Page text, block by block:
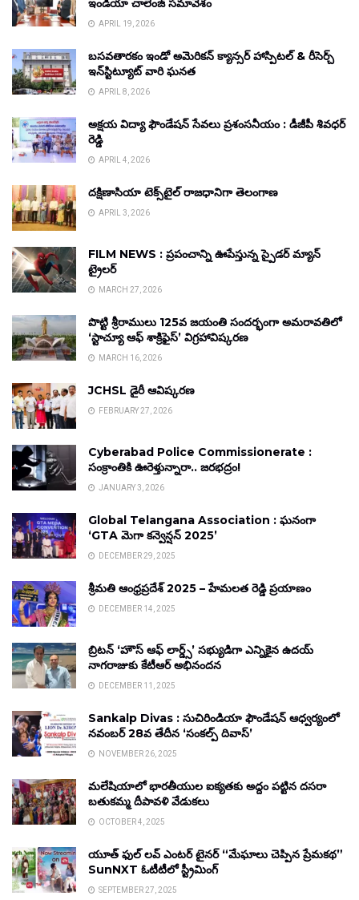
ఇండియా చాలెంజ్ సమావేశం
APRIL 19, 2026
బసవతారకం ఇండో అమెరికన్ క్యాన్సర్ హాస్పిటల్ & రీసెర్చ్
ఇన్‌స్టిట్యూట్ వారి ఘనత
APRIL 8, 2026
అక్షయ విద్యా ఫౌండేషన్ సేవలు ప్రశంసనీయం : డీజీపీ శివధర్
రెడ్డి
APRIL 4, 2026
దక్షిణాసియా టెక్స్‌టైల్ రాజధానిగా తెలంగాణ
APRIL 3, 2026
FILM NEWS : ప్రపంచాన్ని ఊపేస్తున్న స్పైడర్ మ్యాన్
ట్రైలర్
MARCH 27, 2026
పొట్టి శ్రీరాములు 125వ జయంతి సందర్భంగా అమరావతిలో
‘స్టాచ్యూ ఆఫ్ శాక్రిఫైస్’ విగ్రహావిష్కరణ
MARCH 16, 2026
JCHSL డైరీ ఆవిష్కరణ
FEBRUARY 27, 2026
Cyberabad Police Commissionerate :
సంక్రాంతికి ఊరెళ్తున్నారా.. జరభద్రం!
JANUARY 3, 2026
Global Telangana Association : ఘనంగా
‘GTA మెగా కన్వెన్షన్ 2025’
DECEMBER 29, 2025
శ్రీమతి ఆంధ్రప్రదేశ్ 2025 – హేమలత రెడ్డి ప్రయాణం
DECEMBER 14, 2025
బ్రిటన్ ‘హౌస్ ఆఫ్ లార్డ్స్’ సభ్యుడిగా ఎన్నికైన ఉదయ్
నాగరాజుకు కేటీఆర్ అభినందన
DECEMBER 11, 2025
Sankalp Divas : సుచిరిండియా ఫౌండేషన్ ఆధ్వర్యంలో
నవంబర్ 28వ తేదీన ‘సంకల్ప్ దివాస్’
NOVEMBER 26, 2025
మలేషియాలో భారతీయుల ఐక్యతకు అద్దం పట్టిన దసరా
బతుకమ్మ దీపావళి వేడుకలు
OCTOBER 4, 2025
యూత్ ఫుల్ లవ్ ఎంటర్ టైనర్ “మేఘాలు చెప్పిన ప్రేమకథ”
SunNXT ఓటీటీలో స్ట్రీమింగ్
SEPTEMBER 27, 2025